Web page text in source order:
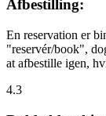
Afbestilling:
En reservation er
"reservér/book",
at afbestille igen,
4.3